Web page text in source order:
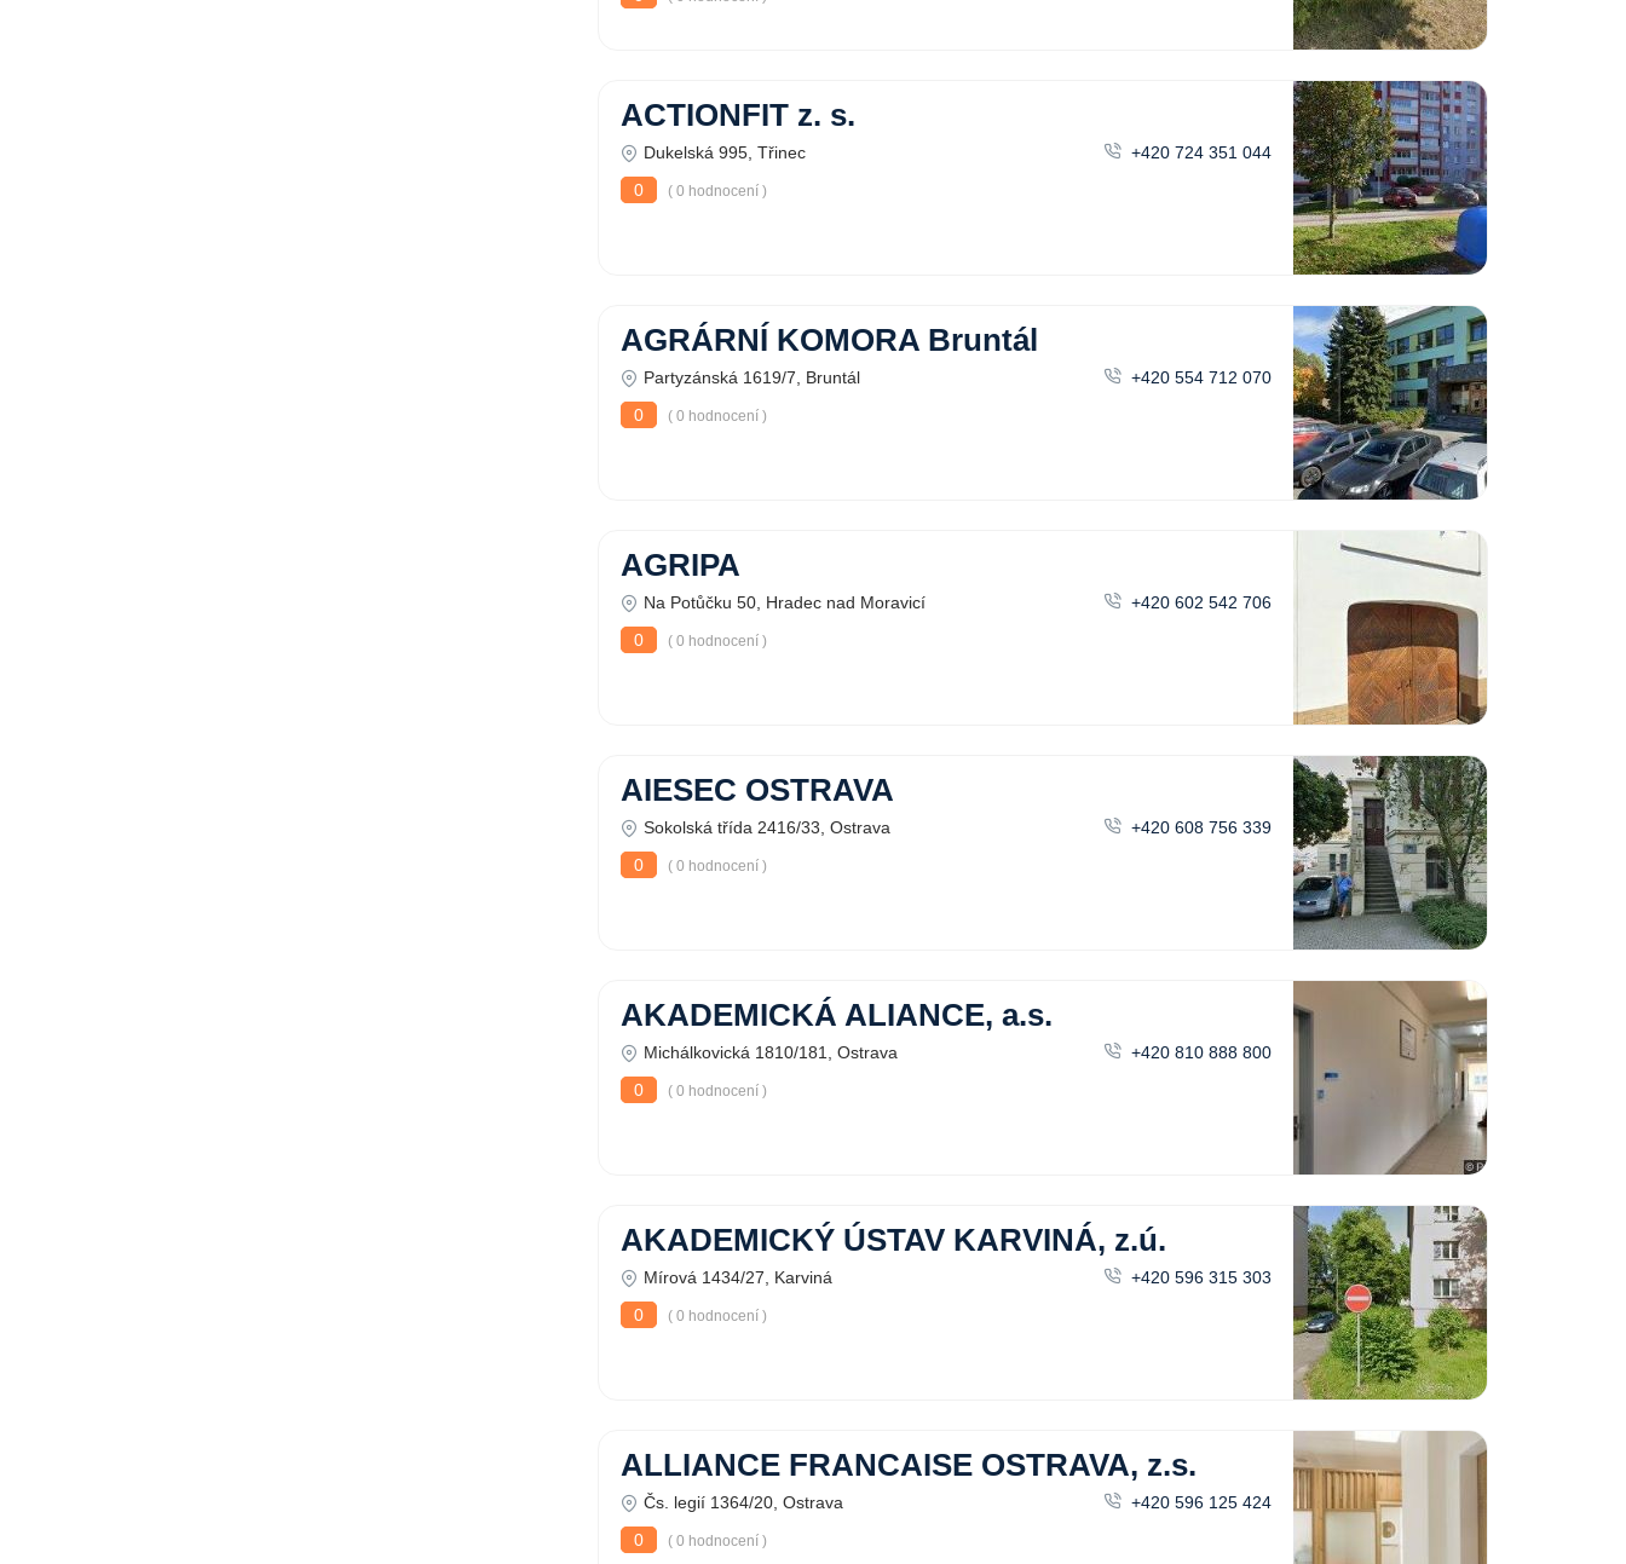
ACTIONFIT z. s.
Dukelská 995, Třinec
+420 724 351 044
0
( 0 hodnocení )
AGRÁRNÍ KOMORA Bruntál
Partyzánská 1619/7, Bruntál
+420 554 712 070
0
( 0 hodnocení )
AGRIPA
Na Potůčku 50, Hradec nad Moravicí
+420 602 542 706
0
( 0 hodnocení )
AIESEC OSTRAVA
Sokolská třída 2416/33, Ostrava
+420 608 756 339
0
( 0 hodnocení )
AKADEMICKÁ ALIANCE, a.s.
Michálkovická 1810/181, Ostrava
+420 810 888 800
0
( 0 hodnocení )
AKADEMICKÝ ÚSTAV KARVINÁ, z.ú.
Mírová 1434/27, Karviná
+420 596 315 303
0
( 0 hodnocení )
ALLIANCE FRANCAISE OSTRAVA, z.s.
Čs. legií 1364/20, Ostrava
+420 596 125 424
0
( 0 hodnocení )